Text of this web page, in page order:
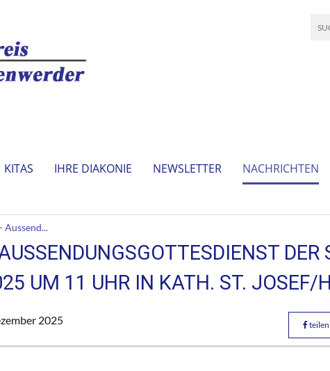
KITAS IHRE DIAKONIE NEWSLETTER NACHRICHTEN
Aussend...
DER
UM 11 UHR IN KATH. ST. JOSEF/
2025 teilen